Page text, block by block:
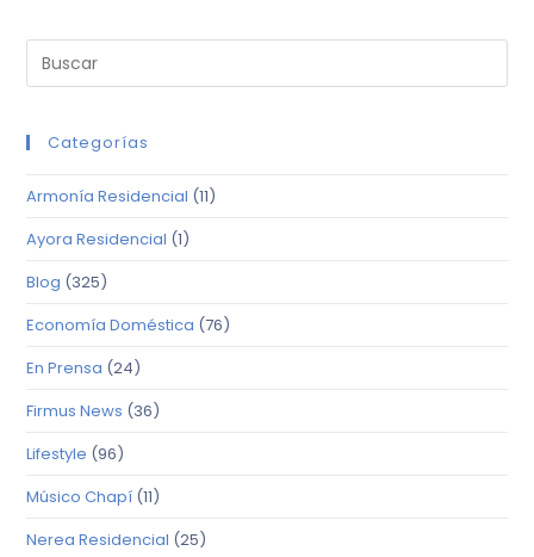
Categorías
Armonía Residencial (11)
Ayora Residencial (1)
Blog (325)
Economía Doméstica (76)
En Prensa (24)
Firmus News (36)
Lifestyle (96)
Músico Chapí (11)
Nerea Residencial (25)